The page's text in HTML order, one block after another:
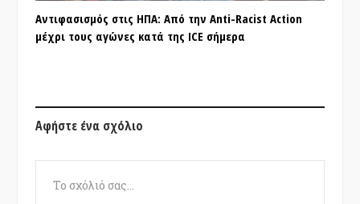
Αντιφασισμός στις ΗΠΑ: Από την Anti-Racist Action
μέχρι τους αγώνες κατά της ICE σήμερα
Αφήστε ένα σχόλιο